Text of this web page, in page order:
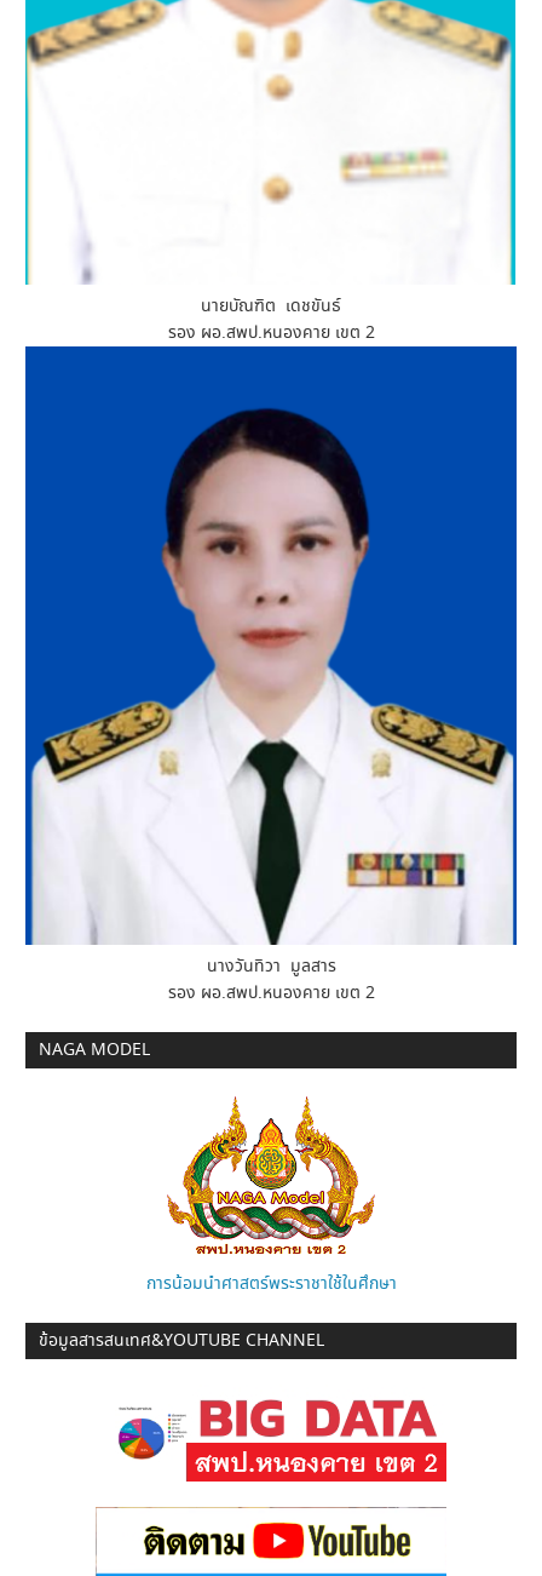
นายบัณฑิต เดชขันธ์
รอง ผอ.สพป.หนองคาย เขต 2
นางวันทิวา มูลสาร
รอง ผอ.สพป.หนองคาย เขต 2
NAGA MODEL
การน้อมนำศาสตร์พระราชาใช้ในศึกษา
ข้อมูลสารสนเทศ&YOUTUBE CHANNEL